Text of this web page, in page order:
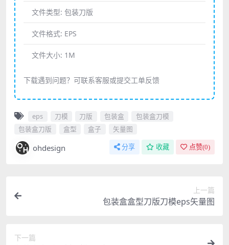
文件类型: 包装刀版
文件格式: EPS
文件大小: 1M
下载遇到问题？可联系客服或提交工单反馈
eps 刀模 刀版 包装盒
包装盒刀模
包装盒刀版
盒型 盒子 矢量图
ohdesign 分享 收藏 点赞(0)
上一篇
包装盒盒型刀版刀模eps矢量图
下一篇